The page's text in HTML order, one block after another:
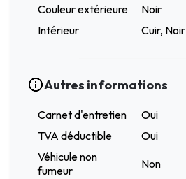
Couleur extérieure
Noir
Intérieur
Cuir, Noir
Autres informations
Carnet d'entretien
Oui
TVA déductible
Oui
Véhicule non
fumeur
Non